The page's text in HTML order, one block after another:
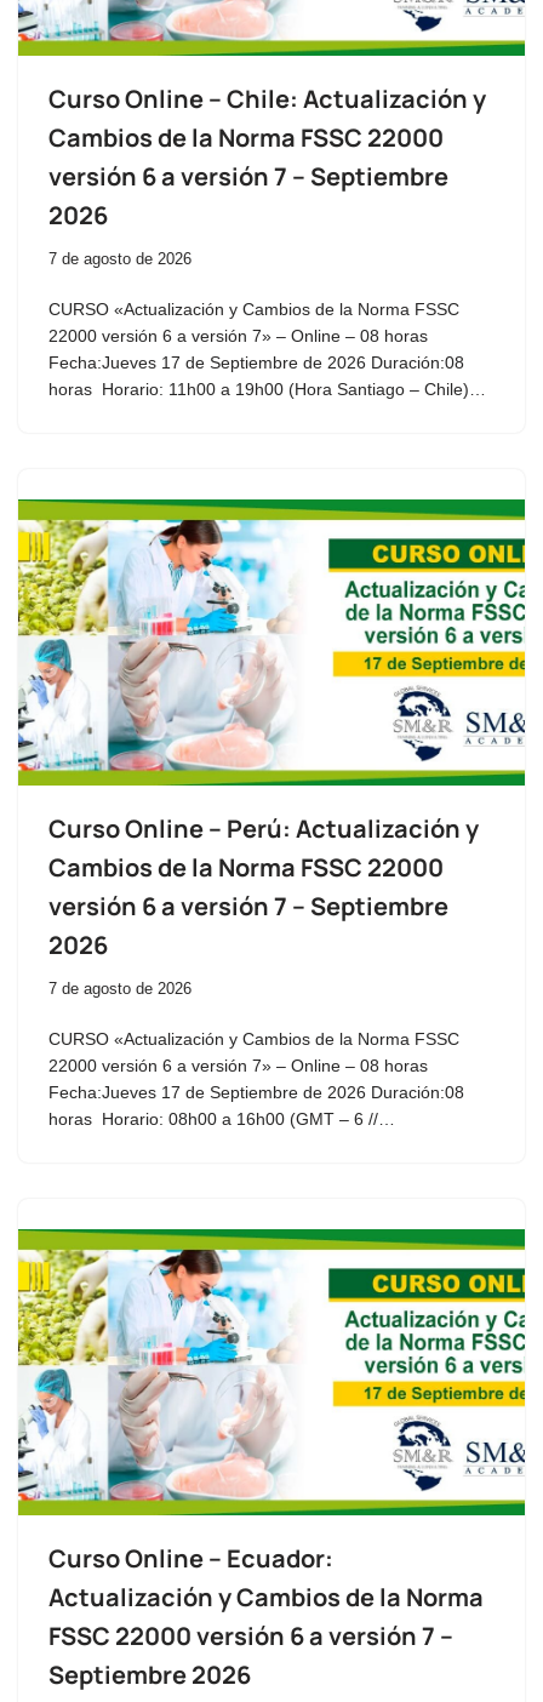
Curso Online – Chile: Actualización y
Cambios de la Norma FSSC 22000
versión 6 a versión 7 – Septiembre
2026
7 de agosto de 2026
CURSO «Actualización y Cambios de la Norma FSSC
22000 versión 6 a versión 7» – Online – 08 horas
Fecha:Jueves 17 de Septiembre de 2026 Duración:08
horas Horario: 11h00 a 19h00 (Hora Santiago – Chile)…
Curso Online – Perú: Actualización y
Cambios de la Norma FSSC 22000
versión 6 a versión 7 – Septiembre
2026
7 de agosto de 2026
CURSO «Actualización y Cambios de la Norma FSSC
22000 versión 6 a versión 7» – Online – 08 horas
Fecha:Jueves 17 de Septiembre de 2026 Duración:08
horas Horario: 08h00 a 16h00 (GMT – 6 //…
Curso Online – Ecuador:
Actualización y Cambios de la Norma
FSSC 22000 versión 6 a versión 7 –
Septiembre 2026